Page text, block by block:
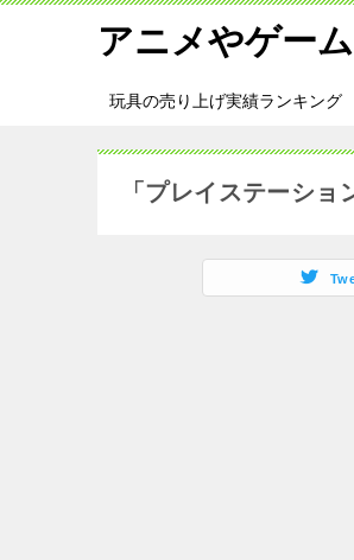
アニメやゲー
玩具の売り上げ実績ランキング
「プレイステーシ